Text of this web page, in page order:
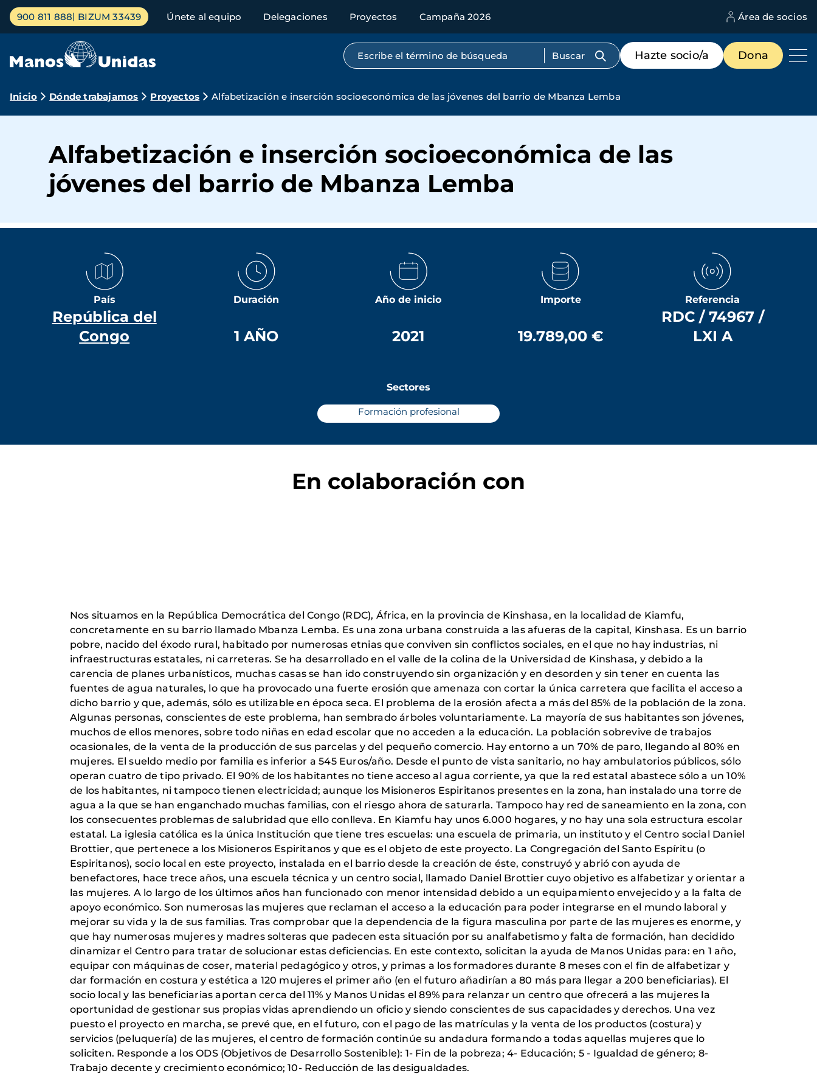
Pasar
contenido
Menú
principal
900 811 888 BIZUM 33439 Únete al equipo Delegaciones Proyectos Campaña 2026 Área de socios
Búsqueda por texto completo
Menú
de
destacados
Hazte socio/a Dona
Ruta
navegación
Inicio Dónde trabajamos Proyectos Alfabetización e inserción socioeconómica de las jóvenes del barrio de Mbanza Lemba
Alfabetización e inserción socioeconómica de las
jóvenes del barrio de Mbanza Lemba
País
República del
Congo
Duración
1 AÑO
Año de inicio
2021
Importe
19.789,00 €
Referencia
RDC / 74967 /
LXI A
Sectores
Formación profesional
En colaboración con
Nos situamos en la República Democrática del Congo (RDC), África, en la provincia de Kinshasa, en la localidad de Kiamfu,
concretamente en su barrio llamado Mbanza Lemba. Es una zona urbana construida a las afueras de la capital, Kinshasa. Es un barrio
pobre, nacido del éxodo rural, habitado por numerosas etnias que conviven sin conflictos sociales, en el que no hay industrias, ni
infraestructuras estatales, ni carreteras. Se ha desarrollado en el valle de la colina de la Universidad de Kinshasa, y debido a la
carencia de planes urbanísticos, muchas casas se han ido construyendo sin organización y en desorden y sin tener en cuenta las
fuentes de agua naturales, lo que ha provocado una fuerte erosión que amenaza con cortar la única carretera que facilita el acceso a
dicho barrio y que, además, sólo es utilizable en época seca. El problema de la erosión afecta a más del 85% de la población de la zona.
Algunas personas, conscientes de este problema, han sembrado árboles voluntariamente. La mayoría de sus habitantes son jóvenes,
muchos de ellos menores, sobre todo niñas en edad escolar que no acceden a la educación. La población sobrevive de trabajos
ocasionales, de la venta de la producción de sus parcelas y del pequeño comercio. Hay entorno a un 70% de paro, llegando al 80% en
mujeres. El sueldo medio por familia es inferior a 545 Euros/año. Desde el punto de vista sanitario, no hay ambulatorios públicos, sólo
operan cuatro de tipo privado. El 90% de los habitantes no tiene acceso al agua corriente, ya que la red estatal abastece sólo a un 10%
de los habitantes, ni tampoco tienen electricidad; aunque los Misioneros Espiritanos presentes en la zona, han instalado una torre de
agua a la que se han enganchado muchas familias, con el riesgo ahora de saturarla. Tampoco hay red de saneamiento en la zona, con
los consecuentes problemas de salubridad que ello conlleva. En Kiamfu hay unos 6.000 hogares, y no hay una sola estructura escolar
estatal. La iglesia católica es la única Institución que tiene tres escuelas: una escuela de primaria, un instituto y el Centro social Daniel
Brottier, que pertenece a los Misioneros Espiritanos y que es el objeto de este proyecto. La Congregación del Santo Espíritu (o
Espiritanos), socio local en este proyecto, instalada en el barrio desde la creación de éste, construyó y abrió con ayuda de
benefactores, hace trece años, una escuela técnica y un centro social, llamado Daniel Brottier cuyo objetivo es alfabetizar y orientar a
las mujeres. A lo largo de los últimos años han funcionado con menor intensidad debido a un equipamiento envejecido y a la falta de
apoyo económico. Son numerosas las mujeres que reclaman el acceso a la educación para poder integrarse en el mundo laboral y
mejorar su vida y la de sus familias. Tras comprobar que la dependencia de la figura masculina por parte de las mujeres es enorme, y
que hay numerosas mujeres y madres solteras que padecen esta situación por su analfabetismo y falta de formación, han decidido
dinamizar el Centro para tratar de solucionar estas deficiencias. En este contexto, solicitan la ayuda de Manos Unidas para: en 1 año,
equipar con máquinas de coser, material pedagógico y otros, y primas a los formadores durante 8 meses con el fin de alfabetizar y
dar formación en costura y estética a 120 mujeres el primer año (en el futuro añadirían a 80 más para llegar a 200 beneficiarias). El
socio local y las beneficiarias aportan cerca del 11% y Manos Unidas el 89% para relanzar un centro que ofrecerá a las mujeres la
oportunidad de gestionar sus propias vidas aprendiendo un oficio y siendo conscientes de sus capacidades y derechos. Una vez
puesto el proyecto en marcha, se prevé que, en el futuro, con el pago de las matrículas y la venta de los productos (costura) y
servicios (peluquería) de las mujeres, el centro de formación continúe su andadura formando a todas aquellas mujeres que lo
soliciten. Responde a los ODS (Objetivos de Desarrollo Sostenible): 1- Fin de la pobreza; 4- Educación; 5 - Igualdad de género; 8-
Trabajo decente y crecimiento económico; 10- Reducción de las desigualdades.